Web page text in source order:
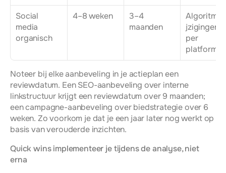
Social
media
organisch
4–8 weken
3–4
maanden
jzigingen
per
platform
Noteer bij elke aanbeveling in je actieplan een
reviewdatum. Een SEO-aanbeveling over interne
linkstructuur krijgt een reviewdatum over 9 maanden;
een campagne-aanbeveling over biedstrategie over 6
weken. Zo voorkom je dat je een jaar later nog werkt op
basis van verouderde inzichten.
Quick wins implementeer je tijdens de analyse, niet
erna